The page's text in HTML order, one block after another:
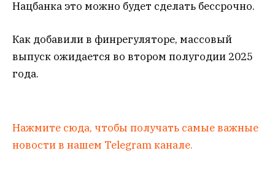
Нацбанка это можно будет сделать бессрочно.
Как добавили в финрегуляторе, массовый
выпуск ожидается во втором полугодии 2025
года.
Нажмите сюда, чтобы получать самые важные
новости в нашем Telegram канале.